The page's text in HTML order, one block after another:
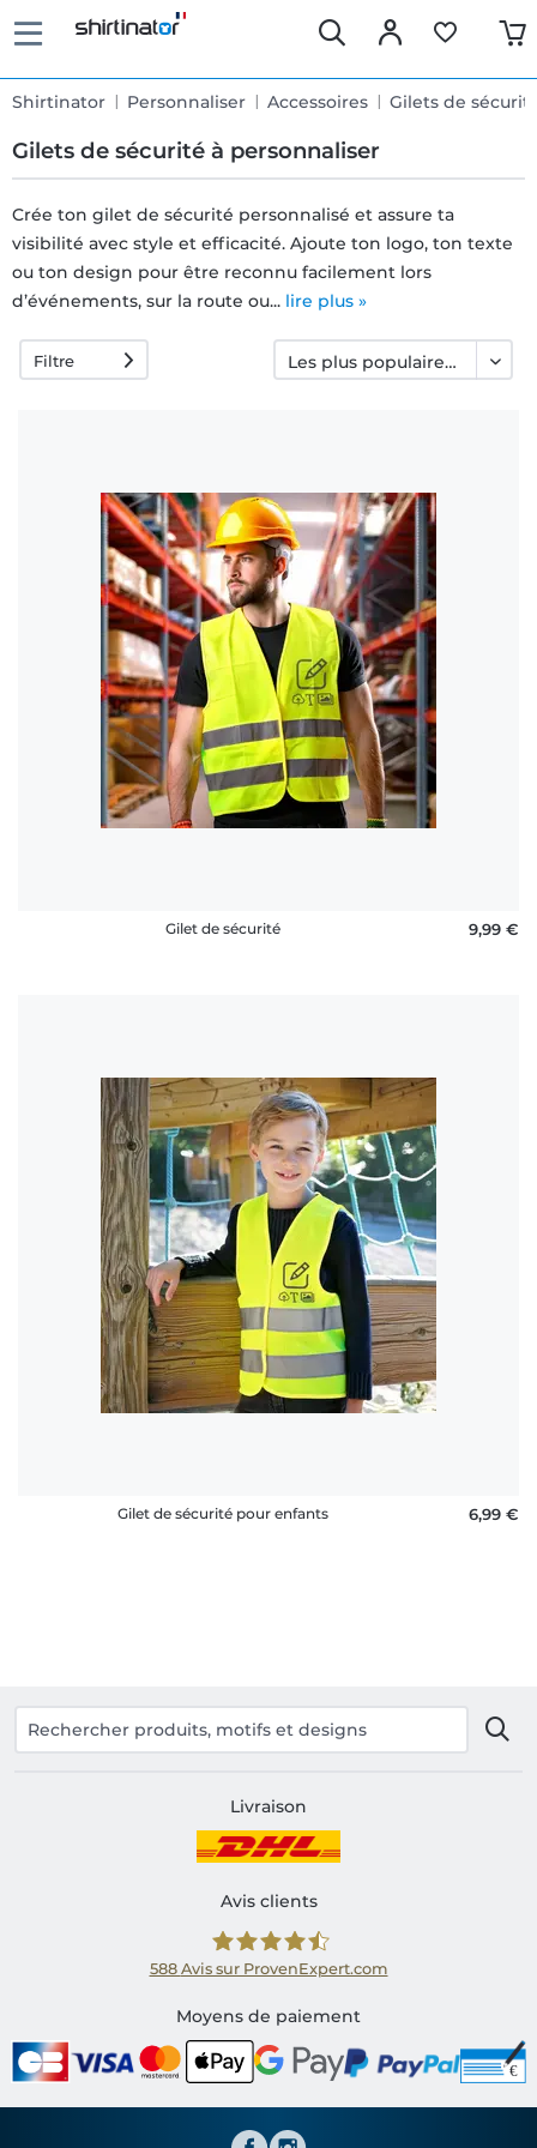
Shirtinator Personnaliser Accessoires Gilets de
Gilets de sécurité à personnaliser
Livraison
rapide
Échange
Droit de
rétractation
FAQ
Crée ton gilet de sécurité personnalisé et assure ta
visibilité avec style et efficacité. Ajoute ton logo, ton texte
ou ton design pour être reconnu facilement lors
d’événements, sur la route ou... lire plus »
Filtre
Gilet de sécurité 9,99 €
Gilet de sécurité pour enfants 6,99 €
Livraison
Avis clients
Shirtinator FR
588 Avis sur ProvenExpert.com
Moyens de paiement